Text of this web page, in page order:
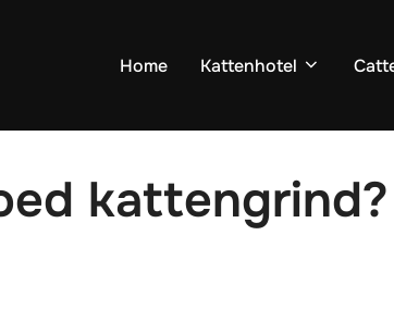
Home Kattenhotel
kattengrind?